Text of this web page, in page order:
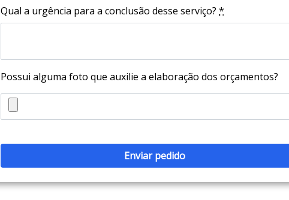
Qual a urgência para a conclusão desse serviço? *
Possui alguma foto que auxilie a elaboração dos orçamentos?